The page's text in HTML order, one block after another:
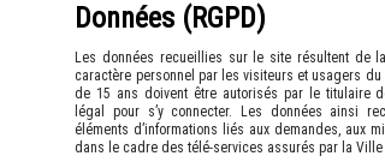
Données (RGPD)
Les données recueillies sur le site résultent de
caractère personnel par les visiteurs et usagers
de 15 ans doivent être autorisés par le titulaire
légal pour s’y connecter. Les données ainsi
éléments d’informations liés aux demandes, aux
dans le cadre des télé-services assurés par la Ville